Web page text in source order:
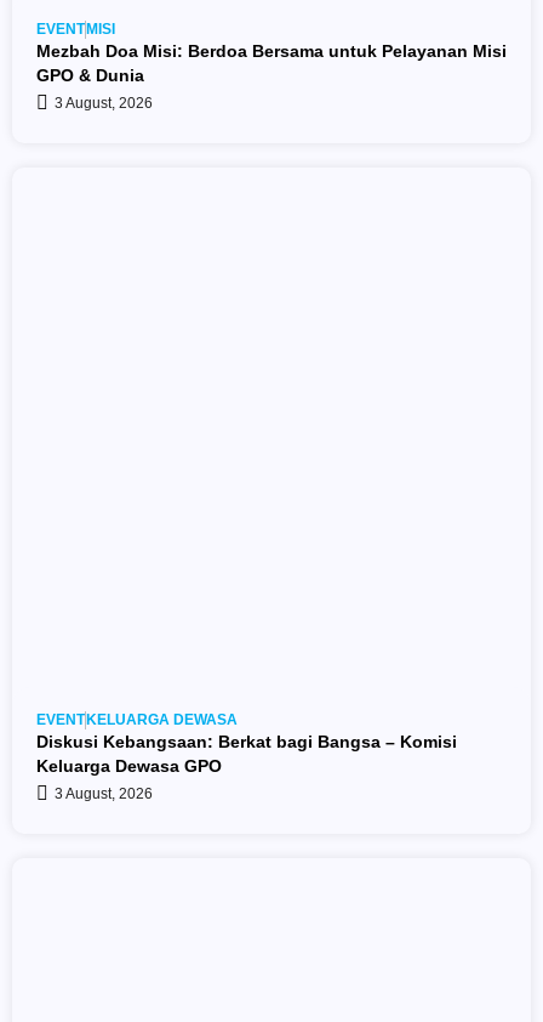
EVENT MISI
Mezbah Doa Misi: Berdoa Bersama untuk Pelayanan Misi
GPO & Dunia
3 August, 2026
EVENT KELUARGA DEWASA
Diskusi Kebangsaan: Berkat bagi Bangsa – Komisi
Keluarga Dewasa GPO
3 August, 2026